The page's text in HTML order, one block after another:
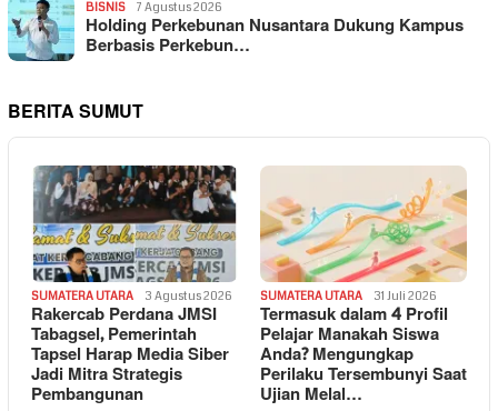
BISNIS 7 Agustus 2026
Holding Perkebunan Nusantara Dukung Kampus
Berbasis Perkebun…
BERITA SUMUT
SUMATERA UTARA 3 Agustus 2026
Rakercab Perdana JMSI
Tabagsel, Pemerintah
Tapsel Harap Media Siber
Jadi Mitra Strategis
Pembangunan
SUMATERA UTARA 31 Juli 2026
Termasuk dalam 4 Profil
Pelajar Manakah Siswa
Anda? Mengungkap
Perilaku Tersembunyi Saat
Ujian Melal…